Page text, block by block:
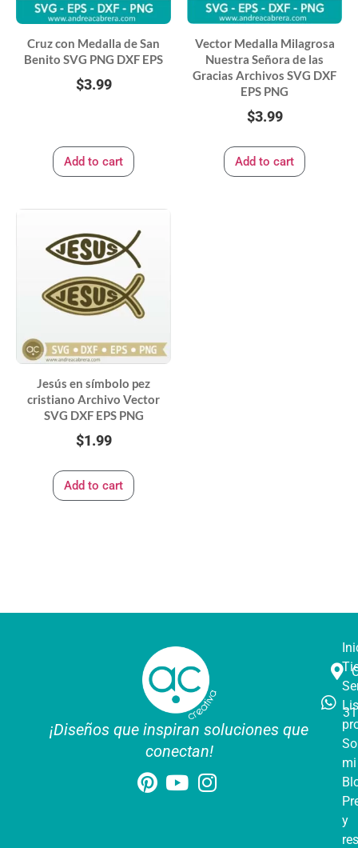
Cruz con Medalla de San
Benito SVG PNG DXF EPS
$3.99
Add to cart
Vector Medalla Milagrosa
Nuestra Señora de las
Gracias Archivos SVG DXF
EPS PNG
$3.99
Add to cart
Jesús en símbolo pez
cristiano Archivo Vector
SVG DXF EPS PNG
$1.99
Add to cart
¡Diseños que inspiran soluciones que
conectan!
mi
y